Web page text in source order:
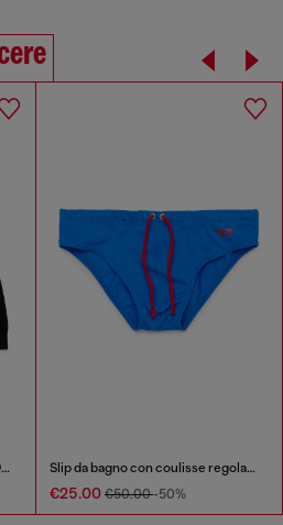
Maglione in cotone con ricamo Oval D Slip da bagno con coulisse regolabile
€25.00 €50.00-50%